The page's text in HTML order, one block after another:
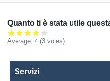
Quanto ti è stata utile
Average: 4 (3 votes)
Servizi
Servizi